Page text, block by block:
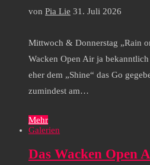
von Pia Lie 31. Juli 2026
Mittwoch & Donnerstag „Rain
Wacken Open Air ja
eher dem „Shine“ das Go
zumindest am…
Mehr
Galerien
Das Wacken Open